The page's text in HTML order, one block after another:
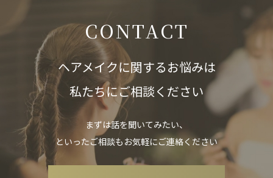
CONTACT
ヘアメイクに関するお悩みは
私たちにご相談ください
まずは話を聞いてみたい、
といったご相談もお気軽にご連絡ください